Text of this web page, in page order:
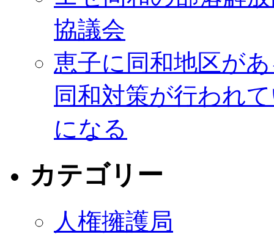
協議会
恵子に同和地区が
同和対策が行われ
になる
カテゴリー
人権擁護局